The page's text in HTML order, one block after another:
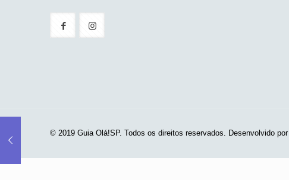
© 2019 Guia Olá!SP. Todos os direitos reservados. Desenvolvido por